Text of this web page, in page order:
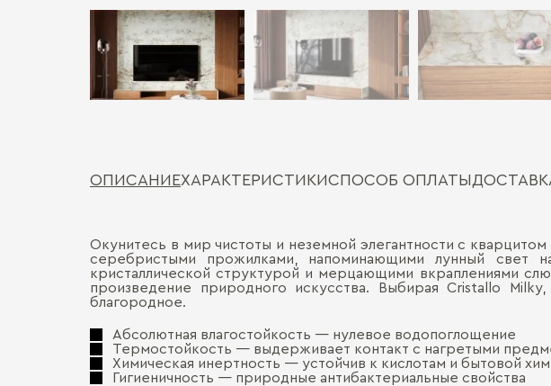
ОПИСАНИЕХАРАКТЕРИСТИКИСПОСОБ ОПЛАТЫ
Окунитесь в мир чистоты и неземной элегантности с
серебристыми прожилками, напоминающими лунный свет
кристаллической структурой и мерцающими вкраплениями
произведение природного искусства. Выбирая Cristallo
благородное.
Абсолютная влагостойкость — нулевое водопоглощение
Термостойкость — выдерживает контакт с нагретыми
Химическая инертность — устойчив к кислотам и бытовой
Гигиеничность — природные антибактериальные свойства